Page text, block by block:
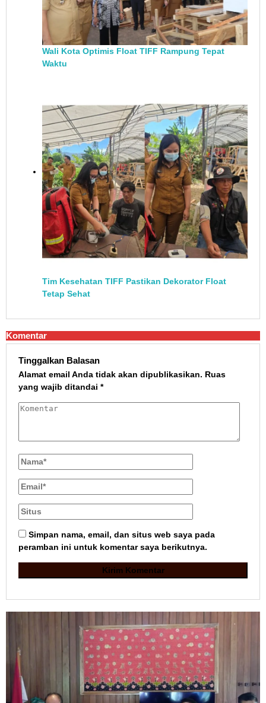
Wali Kota Optimis Float TIFF Rampung Tepat
Waktu
Tim Kesehatan TIFF Pastikan Dekorator Float
Tetap Sehat
Komentar
Tinggalkan Balasan
Alamat email Anda tidak akan dipublikasikan. Ruas
yang wajib ditandai *
Simpan nama, email, dan situs web saya pada
peramban ini untuk komentar saya berikutnya.